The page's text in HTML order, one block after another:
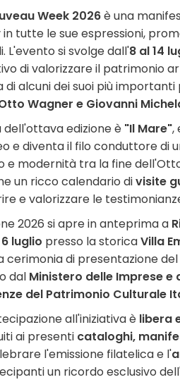
Week 2026è una
in tutte le sue espressioni,
L'evento si svolge dall'8 al 14
di valorizzare il patrimonio
di alcuni dei suoi più
Wagner e Giovanni
dell'ottava edizione è "Il Mare",
e diventa il filo conduttore di
e modernità tra la fine
un ricco calendario divisite
e valorizzare le
2026 si apre in anteprima a
luglio presso la storicaVilla
cerimonia di presentazione del
dal Ministero delle Imprese e
del Patrimonio Culturale
all'iniziativa è libera
ai presenti cataloghi,
l'emissione filatelica e l'
un ricordo esclusivo